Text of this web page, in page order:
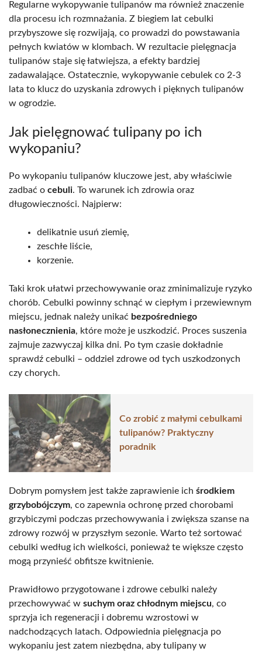
Regularne wykopywanie tulipanów ma również znaczenie
dla procesu ich rozmnażania. Z biegiem lat cebulki
przybyszowe się rozwijają, co prowadzi do powstawania
pełnych kwiatów w klombach. W rezultacie pielęgnacja
tulipanów staje się łatwiejsza, a efekty bardziej
zadawalające. Ostatecznie, wykopywanie cebulek co 2-3
lata to klucz do uzyskania zdrowych i pięknych tulipanów
w ogrodzie.
Jak pielęgnować tulipany po ich
wykopaniu?
Po wykopaniu tulipanów kluczowe jest, aby właściwie
zadbać o cebuli. To warunek ich zdrowia oraz
długowieczności. Najpierw:
delikatnie usuń ziemię,
zeschłe liście,
korzenie.
Taki krok ułatwi przechowywanie oraz zminimalizuje ryzyko
chorób. Cebulki powinny schnąć w ciepłym i przewiewnym
miejscu, jednak należy unikać bezpośredniego
nasłonecznienia, które może je uszkodzić. Proces suszenia
zajmuje zazwyczaj kilka dni. Po tym czasie dokładnie
sprawdź cebulki – oddziel zdrowe od tych uszkodzonych
czy chorych.
Co zrobić z małymi cebulkami
tulipanów? Praktyczny
poradnik
Dobrym pomysłem jest także zaprawienie ich środkiem
grzybobójczym, co zapewnia ochronę przed chorobami
grzybiczymi podczas przechowywania i zwiększa szanse na
zdrowy rozwój w przyszłym sezonie. Warto też sortować
cebulki według ich wielkości, ponieważ te większe często
mogą przynieść obfitsze kwitnienie.
Prawidłowo przygotowane i zdrowe cebulki należy
przechowywać w suchym oraz chłodnym miejscu, co
sprzyja ich regeneracji i dobremu wzrostowi w
nadchodzących latach. Odpowiednia pielęgnacja po
wykopaniu jest zatem niezbędna, aby tulipany w